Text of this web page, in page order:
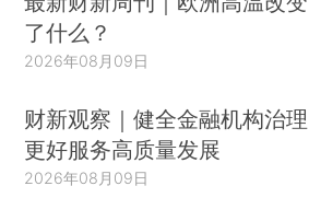
了什么？
2026年08月09日
财新观察｜健全金融机构治理
更好服务高质量发展
2026年08月09日